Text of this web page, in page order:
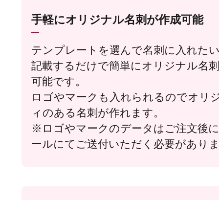
手軽にオリジナル名刺が作成可能
テンプレートを選んで名刺に入れた
記載するだけで簡単にオリジナル名
可能です。
ロゴやマークも入れられるのでオリ
ィのある名刺が作れます。
※ロゴやマークのデータはご注文後
ールにてご送付いただく必要があり